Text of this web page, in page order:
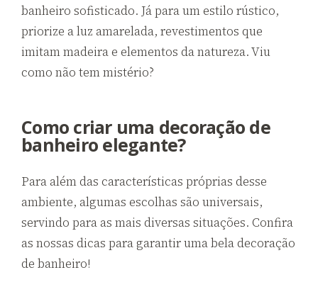
banheiro sofisticado. Já para um estilo rústico,
priorize a luz amarelada, revestimentos que
imitam madeira e elementos da natureza. Viu
como não tem mistério?
Como criar uma decoração de
banheiro elegante?
Para além das características próprias desse
ambiente, algumas escolhas são universais,
servindo para as mais diversas situações. Confira
as nossas dicas para garantir uma bela decoração
de banheiro!